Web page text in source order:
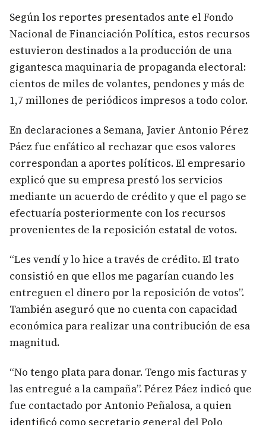
Según los reportes presentados ante el Fondo
Nacional de Financiación Política, estos recursos
estuvieron destinados a la producción de una
gigantesca maquinaria de propaganda electoral:
cientos de miles de volantes, pendones y más de
1,7 millones de periódicos impresos a todo color.
En declaraciones a Semana, Javier Antonio Pérez
Páez fue enfático al rechazar que esos valores
correspondan a aportes políticos. El empresario
explicó que su empresa prestó los servicios
mediante un acuerdo de crédito y que el pago se
efectuaría posteriormente con los recursos
provenientes de la reposición estatal de votos.
“Les vendí y lo hice a través de crédito. El trato
consistió en que ellos me pagarían cuando les
entreguen el dinero por la reposición de votos”.
También aseguró que no cuenta con capacidad
económica para realizar una contribución de esa
magnitud.
“No tengo plata para donar. Tengo mis facturas y
las entregué a la campaña”. Pérez Páez indicó que
fue contactado por Antonio Peñalosa, a quien
identificó como secretario general del Polo